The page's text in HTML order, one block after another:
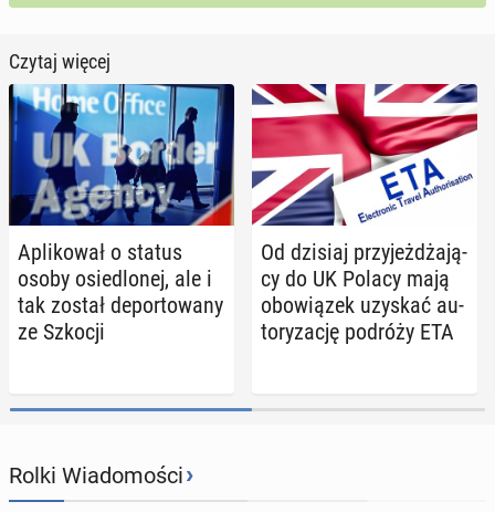
Czytaj więcej
Apli­ko­wał o status
osoby osie­dlo­nej, ale i
tak został de­por­to­wa­ny
ze Szkocji
Od dzisiaj przy­jeż­dża­ją­
cy do UK Polacy mają
obo­wią­zek uzyskać au­
to­ry­za­cję podróży ETA
Rolki Wiadomości›